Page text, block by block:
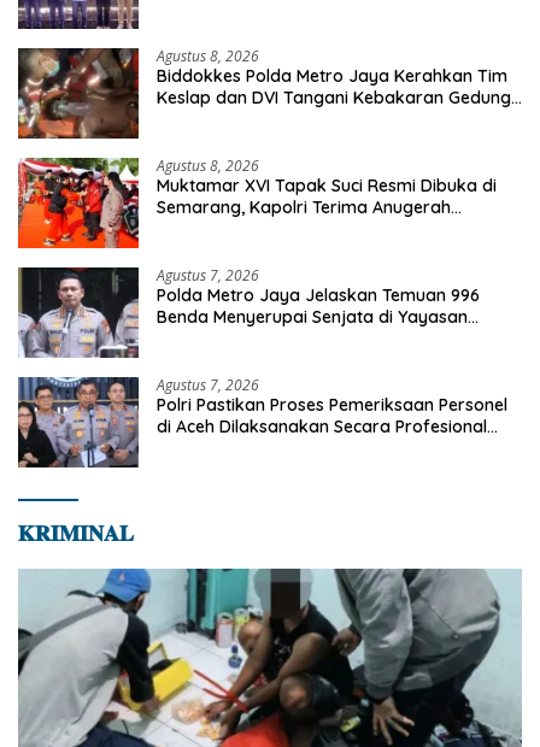
Agustus 8, 2026
Biddokkes Polda Metro Jaya Kerahkan Tim
Keslap dan DVI Tangani Kebakaran Gedung
Agustus 8, 2026
Muktamar XVI Tapak Suci Resmi Dibuka di
Semarang, Kapolri Terima Anugerah
Agustus 7, 2026
Polda Metro Jaya Jelaskan Temuan 996
Benda Menyerupai Senjata di Yayasan
Agustus 7, 2026
Polri Pastikan Proses Pemeriksaan Personel
di Aceh Dilaksanakan Secara Profesional
𝐊𝐑𝐈𝐌𝐈𝐍𝐀𝐋